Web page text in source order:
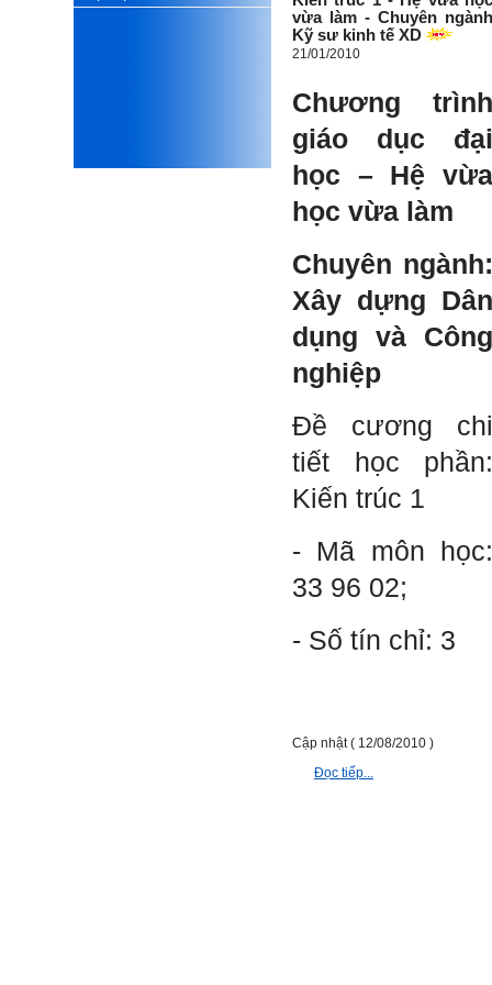
thiết kế;
khỏe và năng lực để học đến
vừa làm - Chuyên ngành
Kỹ sư kinh tế XD
21/01/2010
Chương trình
giáo dục đại
học – Hệ vừa
học vừa làm
Chuyên ngành:
Xây dựng Dân
dụng và Công
nghiệp
Đề cương chi
tiết học phần:
Kiến trúc 1
- Mã môn học:
33 96 02;
- Số tín chỉ: 3
Cập nhật ( 12/08/2010 )
Đọc tiếp...